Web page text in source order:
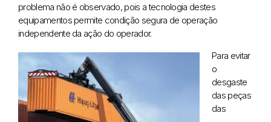
problema não é observado, pois a tecnologia destes
equipamentos permite condição segura de operação
independente da ação do operador.
Para evitar
o
desgaste
das peças
das